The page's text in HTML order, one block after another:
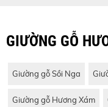
GIƯỜNG GỖ
Giường gỗ Sồi Nga
Giường gỗ Hương Xám